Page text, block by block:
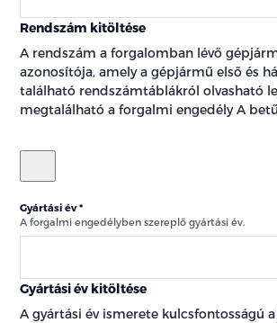
Rendszám kitöltése
A rendszám a forgalomban lévő
azonosítója, amely a gépjármű első és
található rendszámtáblákról olvasható
megtalálható a forgalmi engedély A
Gyártási év
A forgalmi engedélyben szereplő gyártási év.
Gyártási év kitöltése
A gyártási év ismerete kulcsfontosságú